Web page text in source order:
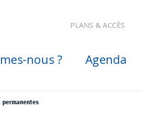
PLANS & ACCÈS
nous ? Agenda
permanentes